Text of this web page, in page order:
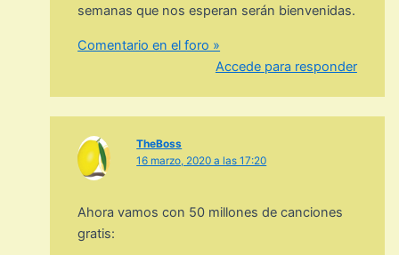
semanas que nos esperan serán bienvenidas.
Comentario en el foro »
Accede para responder
TheBoss
16 marzo, 2020 a las 17:20
Ahora vamos con 50 millones de canciones
gratis: